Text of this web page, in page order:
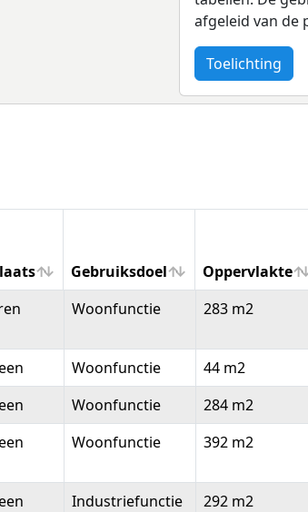
afgeleid van de
Toelichting
Gebruiksdoel Oppervlakte
Gebruiksdoel Oppervlakte
Woonfunctie 283 m2
Woonfunctie 44 m2
Woonfunctie 284 m2
Woonfunctie 392 m2
Industriefunctie 292 m2